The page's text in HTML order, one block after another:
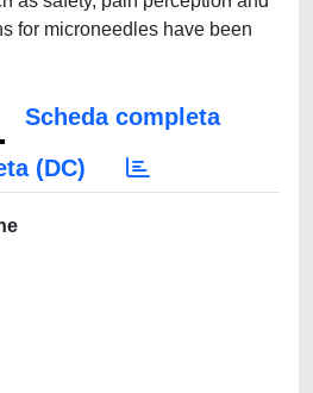
for microneedles have been
Scheda completa
(DC)